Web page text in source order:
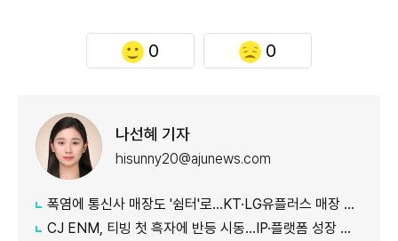
0 0
나선혜 기자
hisunny20@ajunews.com
폭염에 통신사 매장도 '쉼터'로…KT·LG유플러스 매장 개방
CJ ENM, 티빙 첫 흑자에 반등 시동…IP·플랫폼 성장 가속